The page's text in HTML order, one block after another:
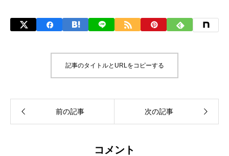
記事のタイトルとURLをコピーする
コメント